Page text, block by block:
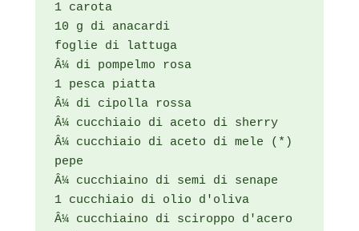
1 carota
10 g di anacardi
foglie di lattuga
Â¼ di pompelmo rosa
1 pesca piatta
Â¼ di cipolla rossa
Â¼ cucchiaio di aceto di sherry
Â¼ cucchiaio di aceto di mele (*)
pepe
Â¼ cucchiaino di semi di senape
1 cucchiaio di olio d'oliva
Â¼ cucchiaino di sciroppo d'acero